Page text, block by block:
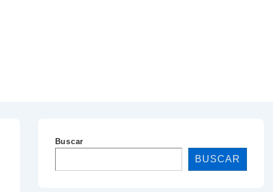
Buscar
BUSCAR